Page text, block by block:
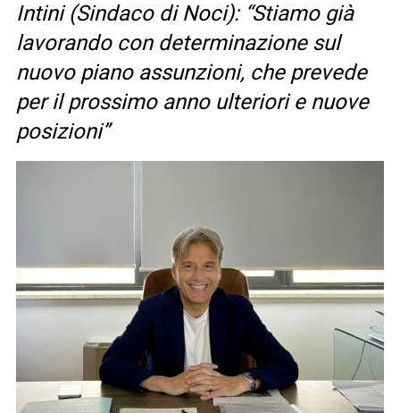
Intini (Sindaco di Noci): “Stiamo già
lavorando con determinazione sul
nuovo piano assunzioni, che prevede
per il prossimo anno ulteriori e nuove
posizioni”